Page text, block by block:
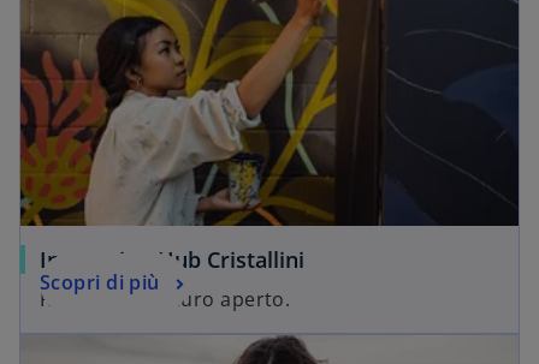
Innovation Hub Cristallini
Radici forti, futuro aperto.
Scopri di più